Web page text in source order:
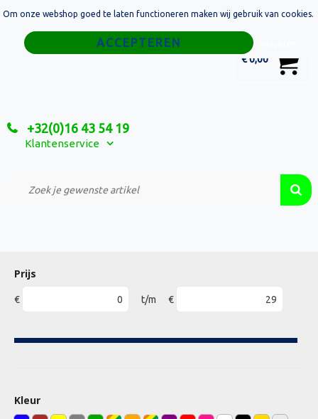
€ 0,00
+32(0)16 43 54 19
Klantenservice
Home
Relatiegeschenken
Custom Made Projecten
Prijs
€ t/m €
Kleur
Om onze webshop goed te laten functioneren maken wij gebruik van cookies.